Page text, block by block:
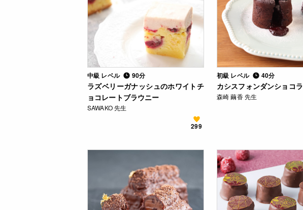
中級 レベル 90分
ラズベリーガナッシュのホワイトチ
ョコレートブラウニー
SAWAKO 先生
299
初級 レベル 40分
カシスフォンダンショコラ
森崎 繭香 先生